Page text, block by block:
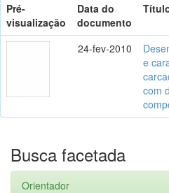
Pré-
visualização
Data do
documento
24-fev-2010
e
com
Busca facetada
Orientador